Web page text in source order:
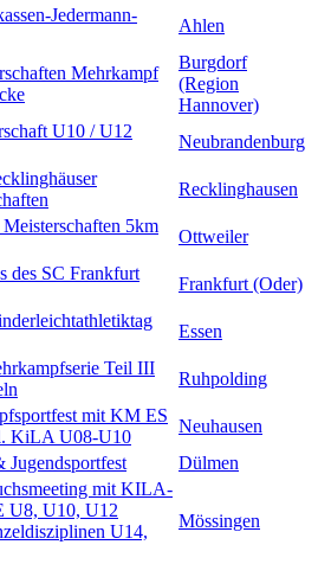
Jedermann-
Ahlen
Mehrkampf
Burgdorf
(Region
Hannover)
U10 / U12
Neubrandenburg
Recklinghausen
Meisterschaften 5km
Ottweiler
des SC Frankfurt
Frankfurt (Oder)
Essen
Teil III
Ruhpolding
mit KM ES
KiLA U08-U10
Neuhausen
Jugendsportfest Dülmen
mit KILA-
U8, U10, U12
U14,
Mössingen